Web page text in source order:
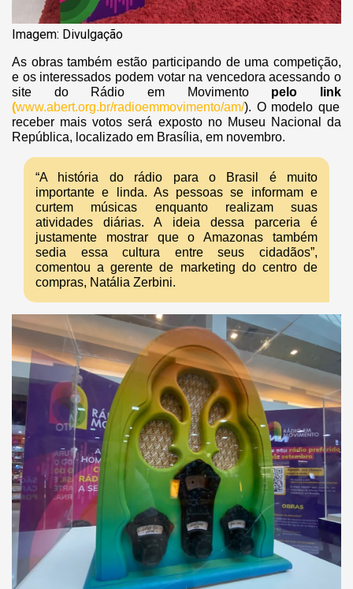
Imagem: Divulgação
As obras também estão participando de uma competição,
e os interessados podem votar na vencedora acessando o
site do Rádio em Movimento pelo link
(www.abert.org.br/radioemmovimento/am/). O modelo que
receber mais votos será exposto no Museu Nacional da
República, localizado em Brasília, em novembro.
“A história do rádio para o Brasil é muito
importante e linda. As pessoas se informam e
curtem músicas enquanto realizam suas
atividades diárias. A ideia dessa parceria é
justamente mostrar que o Amazonas também
sedia essa cultura entre seus cidadãos”,
comentou a gerente de marketing do centro de
compras, Natália Zerbini.